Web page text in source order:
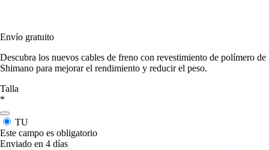
Envío gratuito
Descubra los nuevos cables de freno con revestimiento de polímero de
Shimano para mejorar el rendimiento y reducir el peso.
Talla
*
TU
Este campo es obligatorio
Enviado en 4 días